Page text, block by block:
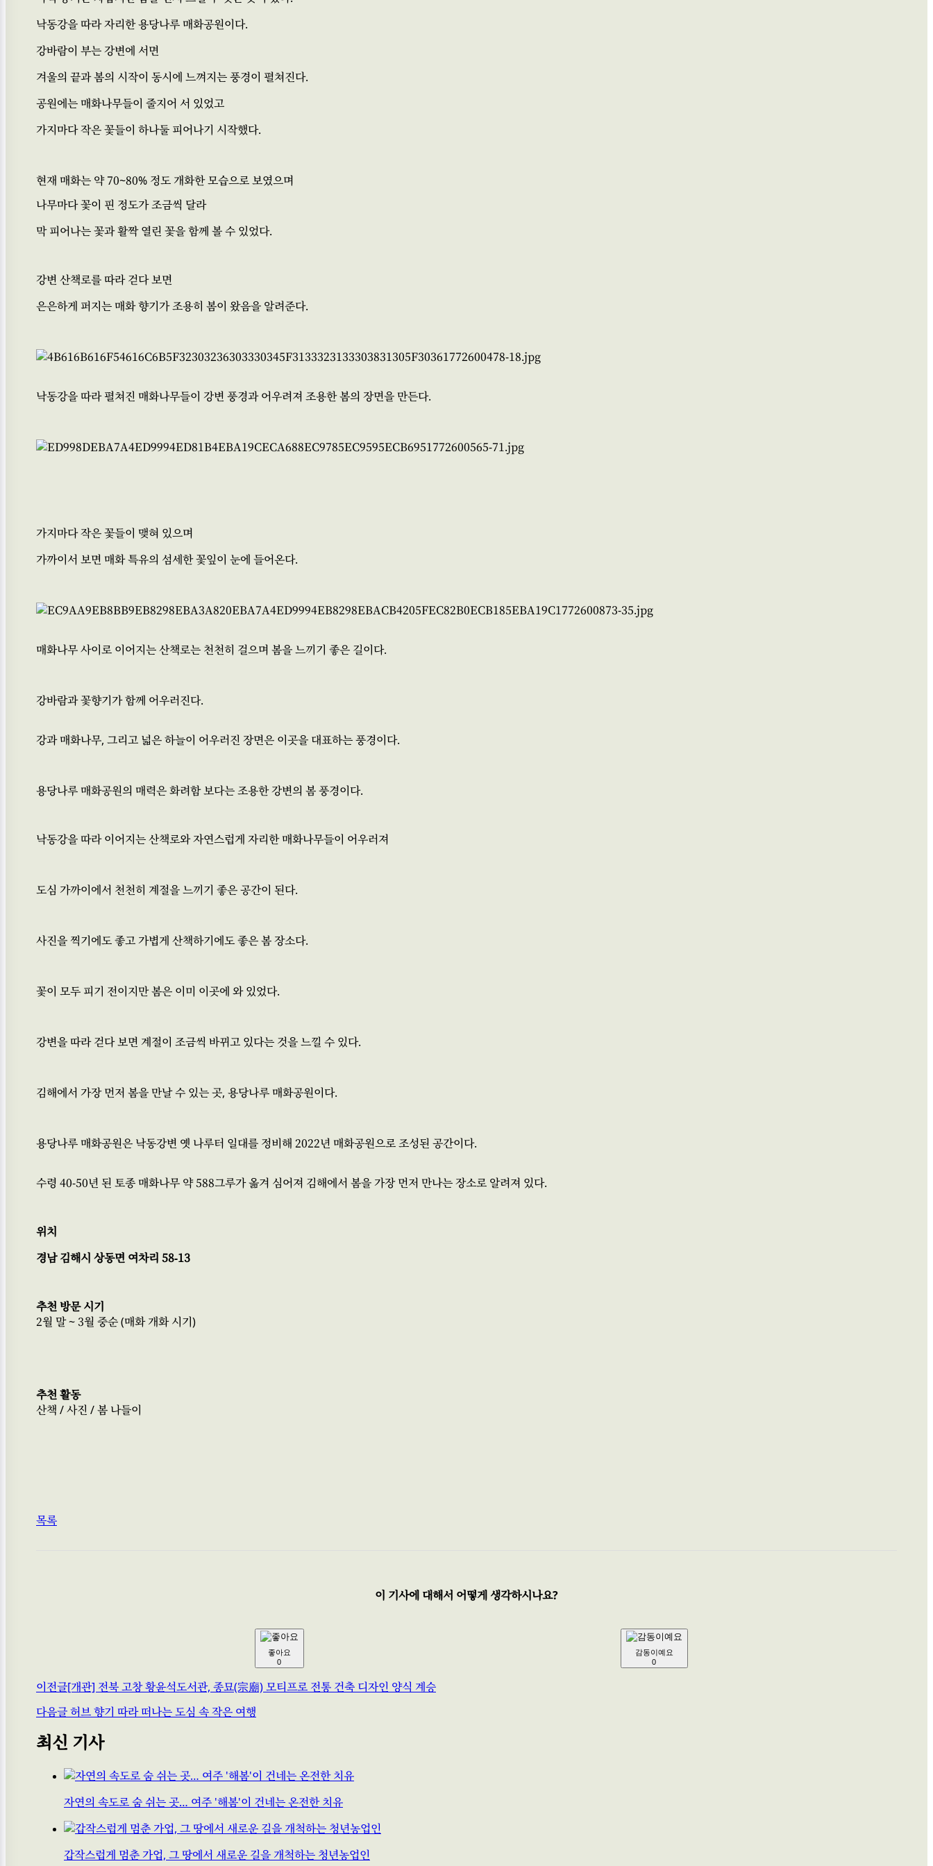
낙동강을 따라 자리한 용당나루 매화공원이다.
강바람이 부는 강변에 서면
겨울의 끝과 봄의 시작이 동시에 느껴지는 풍경이 펼쳐진다.
공원에는 매화나무들이 줄지어 서 있었고
가지마다 작은 꽃들이 하나둘 피어나기 시작했다.
현재 매화는 약 70~80% 정도 개화한 모습으로 보였으며
나무마다 꽃이 핀 정도가 조금씩 달라
막 피어나는 꽃과 활짝 열린 꽃을 함께 볼 수 있었다.
강변 산책로를 따라 걷다 보면
은은하게 퍼지는 매화 향기가 조용히 봄이 왔음을 알려준다.
낙동강을 따라 펼쳐진 매화나무들이 강변 풍경과 어우려져 조용한 봄의 장면을 만든다.
가지마다 작은 꽃들이 맺혀 있으며
가까이서 보면 매화 특유의 섬세한 꽃잎이 눈에 들어온다.
매화나무 사이로 이어지는 산책로는 천천히 걸으며 봄을 느끼기 좋은 길이다.
강바람과 꽃향기가 함께 어우러진다.
강과 매화나무, 그리고 넓은 하늘이 어우러진 장면은 이곳을 대표하는 풍경이다.
용당나루 매화공원의 매력은 화려함 보다는 조용한 강변의 봄 풍경이다.
낙동강을 따라 이어지는 산책로와 자연스럽게 자리한 매화나무들이 어우러져
도심 가까이에서 천천히 계절을 느끼기 좋은 공간이 된다.
사진을 찍기에도 좋고 가볍게 산책하기에도 좋은 봄 장소다.
꽃이 모두 피기 전이지만 봄은 이미 이곳에 와 있었다.
강변을 따라 걷다 보면 계절이 조금씩 바뀌고 있다는 것을 느낄 수 있다.
김해에서 가장 먼저 봄을 만날 수 있는 곳, 용당나루 매화공원이다.
용당나루 매화공원은 낙동강변 옛 나루터 일대를 정비해 2022년 매화공원으로 조성된 공간이다.
수령 40-50년 된 토종 매화나무 약 588그루가 옮겨 심어져 김해에서 봄을 가장 먼저 만나는 장소로 알려져 있다.
위치
경남 김해시 상동면 여차리 58-13
추천 방문 시기
2월 말 ~ 3월 중순 (매화 개화 시기)
추천 활동
산책 / 사진 / 봄 나들이
목록
이 기사에 대해서 어떻게 생각하시나요?
좋아요
0
감동이예요
0
이전글[개관] 전북 고창 황윤석도서관, 종묘(宗廟) 모티프로 전통 건축 디자인 양식 계승
다음글 허브 향기 따라 떠나는 도심 속 작은 여행
최신 기사
자연의 속도로 숨 쉬는 곳… 여주 '해봄'이 건네는 온전한 치유
갑작스럽게 멈춘 가업, 그 땅에서 새로운 길을 개척하는 청년농업인